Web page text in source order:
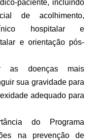
paciente, incluindo
de acolhimento,
hospitalar e
e orientação pós-
as doenças mais
sua gravidade para
adequado para
do Programa
na prevenção de